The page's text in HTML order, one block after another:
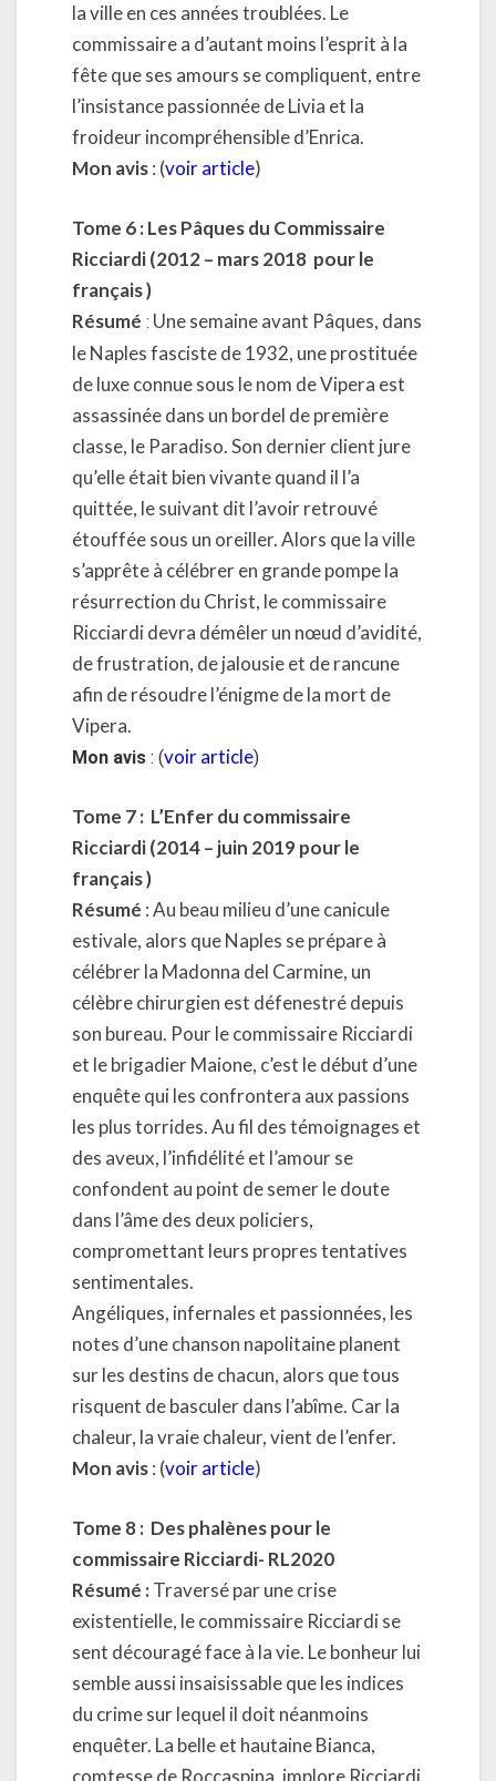
la ville en ces années troublées. Le
commissaire a d’autant moins l’esprit à la
fête que ses amours se compliquent, entre
l’insistance passionnée de Livia et la
froideur incompréhensible d’Enrica.
Mon avis: (voir article)
Tome 6 :Les Pâques du Commissaire
Ricciardi (2012 – mars 2018 pour le
français )
Résumé : Une semaine avant Pâques, dans
le Naples fasciste de 1932, une prostituée
de luxe connue sous le nom de Vipera est
assassinée dans un bordel de première
classe, le Paradiso. Son dernier client jure
qu’elle était bien vivante quand il l’a
quittée, le suivant dit l’avoir retrouvé
étouffée sous un oreiller. Alors que la ville
s’apprête à célébrer en grande pompe la
résurrection du Christ, le commissaire
Ricciardi devra démêler un nœud d’avidité,
de frustration, de jalousie et de rancune
afin de résoudre l’énigme de la mort de
Vipera.
Mon avis : (voir article)
Tome 7 : L’Enfer du commissaire
Ricciardi (2014 – juin 2019 pour le
français )
Résumé : Au beau milieu d’une canicule
estivale, alors que Naples se prépare à
célébrer la Madonna del Carmine, un
célèbre chirurgien est défenestré depuis
son bureau. Pour le commissaire Ricciardi
et le brigadier Maione, c’est le début d’une
enquête qui les confrontera aux passions
les plus torrides. Au fil des témoignages et
des aveux, l’infidélité et l’amour se
confondent au point de semer le doute
dans l’âme des deux policiers,
compromettant leurs propres tentatives
sentimentales.
Angéliques, infernales et passionnées, les
notes d’une chanson napolitaine planent
sur les destins de chacun, alors que tous
risquent de basculer dans l’abîme. Car la
chaleur, la vraie chaleur, vient de l’enfer.
Mon avis: (voir article)
Tome 8 : Des phalènes pour le
commissaire Ricciardi- RL2020
Résumé :Traversé par une crise
existentielle, le commissaire Ricciardi se
sent découragé face à la vie. Le bonheur lui
semble aussi insaisissable que les indices
du crime sur lequel il doit néanmoins
enquêter. La belle et hautaine Bianca,
comtesse de Roccaspina, implore Ricciardi